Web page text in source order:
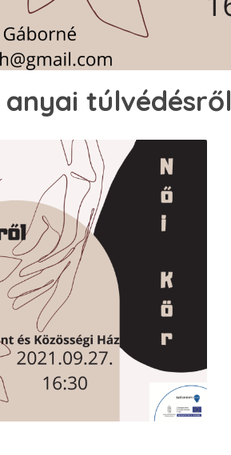
anyai túlvédésről